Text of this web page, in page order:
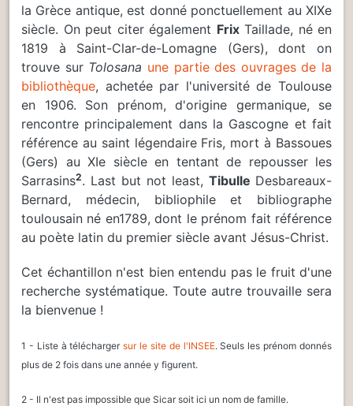
la Grèce antique, est donné ponctuellement au XIXe
siècle. On peut citer également FrixTaillade, né en
1819 à Saint-Clar-de-Lomagne (Gers), dont on
trouve sur Tolosana une partie des ouvrages de la
bibliothèque, achetée par l'université de Toulouse
en 1906. Son prénom, d'origine germanique, se
rencontre principalement dans la Gascogne et fait
référence au saint légendaire Fris, mort à Bassoues
(Gers) au XIe siècle en tentant de repousser les
Sarrasins2. Last but not least, Tibulle Desbareaux-
Bernard, médecin, bibliophile et bibliographe
toulousain né en1789, dont le prénom fait référence
au poète latin du premier siècle avant Jésus-Christ.
Cet échantillon n'est bien entendu pas le fruit d'une
recherche systématique. Toute autre trouvaille sera
la bienvenue !
1 - Liste à télécharger sur le site de l'INSEE. Seuls les prénom donnés
plus de 2 fois dans une année y figurent.
2 - Il n'est pas impossible que Sicar soit ici un nom de famille.